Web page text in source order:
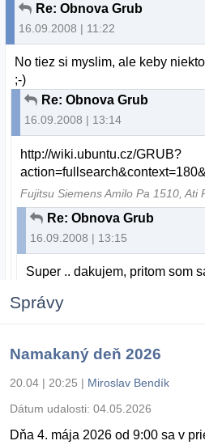
Re: Obnova Grub
16.09.2008 | 11:22
No tiez si myslim, ale keby
;-)
Re: Obnova Grub
16.09.2008 | 13:14
http://wiki.ubuntu.cz/GRUB?
Fujitsu Siemens Amilo Pa 1510, Ati
Re: Obnova Grub
16.09.2008 | 13:15
Super .. dakujem, pritom som
Správy
Namakaný deň 2026
20.04 | 20:25 | Miroslav Bendík
Dátum udalosti: 04.05.2026
Dňa 4. mája 2026 od 9:00 sa v